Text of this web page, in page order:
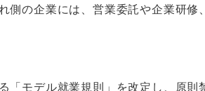
の企業には、営業委託や企業研修
モデル就業規則」を改定し、原則